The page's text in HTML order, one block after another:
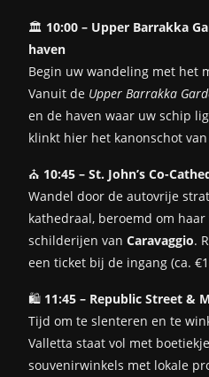
🏛️ 10:00 – Upper Barrakka
haven
Begin uw wandeling met het
Vanuit de Upper Barrakka
en de haven waar uw schip
klinkt hier het kanonschot
⛪ 10:45 – St. John’s Co-
Wandel door de autovrije
kathedraal, beroemd om
schilderijen van Caravaggio.
een ticket bij de ingang (ca.
🛍️ 11:45 – Republic Street &
Tijd om te slenteren en te
Valletta staat vol met
souvenirwinkels met lokale